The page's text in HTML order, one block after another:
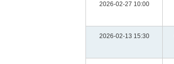
2026-02-27 10:00
2026-02-13 15:30